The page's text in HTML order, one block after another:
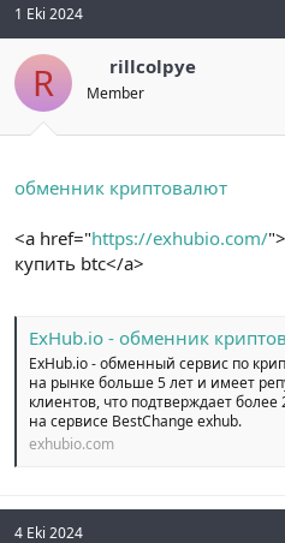
1 Eki 2024
R rillcolpye
Member
обменник криптовалют
<a href="https://exhubio.com/">
купить btc</a>
ExHub.io - обменник
ExHub.io - обменный сервис по
на рынке больше 5 лет и имеет
клиентов, что подтверждает
на сервисе BestChange exhub.
exhubio.com
4 Eki 2024